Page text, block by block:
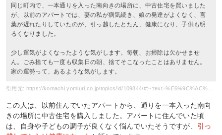
同じ町内で、一本通りを入った南向きの場所に、中古住宅を買いました
が、以前のアパートでは、妻の私が病気続き、娘の発達がよくなく、言
葉が遅れたりしていたのが、引っ越したとたん、健康になり、子供も明
るくなりました。
少し運気がよくなったような気がします。毎朝、お掃除は欠かせませ
ん。ごみ捨ても一度も収集日の朝、捨てそこなったことはありません。
家の運勢って、あるような気がします。
この人は、以前住んでいたアパートから、通りを一本入った南向
きの場所に中古住宅を購入しました。アパートに住んでいた頃
は、自身や子どもの調子が良くなく悩んでいたそうですが、 引っ